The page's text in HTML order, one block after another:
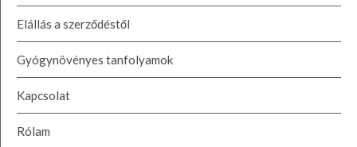
Elállás a szerződéstől
Gyógynövényes tanfolyamok
Kapcsolat
Rólam